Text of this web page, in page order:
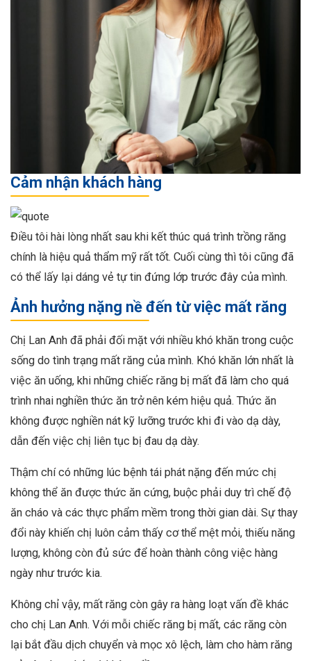
Cảm nhận khách hàng
Điều tôi hài lòng nhất sau khi kết thúc quá trình trồng răng
chính là hiệu quả thẩm mỹ rất tốt. Cuối cùng thì tôi cũng đã
có thể lấy lại dáng vẻ tự tin đứng lớp trước đây của mình.
Ảnh hưởng nặng nề đến từ việc mất răng
Chị Lan Anh đã phải đối mặt với nhiều khó khăn trong cuộc
sống do tình trạng mất răng của mình. Khó khăn lớn nhất là
việc ăn uống, khi những chiếc răng bị mất đã làm cho quá
trình nhai nghiền thức ăn trở nên kém hiệu quả. Thức ăn
không được nghiền nát kỹ lưỡng trước khi đi vào dạ dày,
dẫn đến việc chị liên tục bị đau dạ dày.
Thậm chí có những lúc bệnh tái phát nặng đến mức chị
không thể ăn được thức ăn cứng, buộc phải duy trì chế độ
ăn cháo và các thực phẩm mềm trong thời gian dài. Sự thay
đổi này khiến chị luôn cảm thấy cơ thể mệt mỏi, thiếu năng
lượng, không còn đủ sức để hoàn thành công việc hàng
ngày như trước kia.
Không chỉ vậy, mất răng còn gây ra hàng loạt vấn đề khác
cho chị Lan Anh. Với mỗi chiếc răng bị mất, các răng còn
lại bắt đầu dịch chuyển và mọc xô lệch, làm cho hàm răng